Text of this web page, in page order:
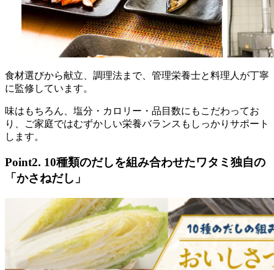
食材選びから献立、調理法まで、管理栄養士と料理人が丁寧
に監修 しています。
味はもちろん、塩分・カロリー・品目数にもこだわってお
り、ご家庭ではむずかしい栄養バランスもしっかりサポート
します。
Point2. 10種類のだしを組み合わせたワタミ独自の
「かさねだし」